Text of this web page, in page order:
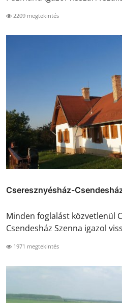
2209 megtekintés
Cseresznyésház-
Minden foglalást közvetlenül
Csendesház Szenna igazol
1971 megtekintés